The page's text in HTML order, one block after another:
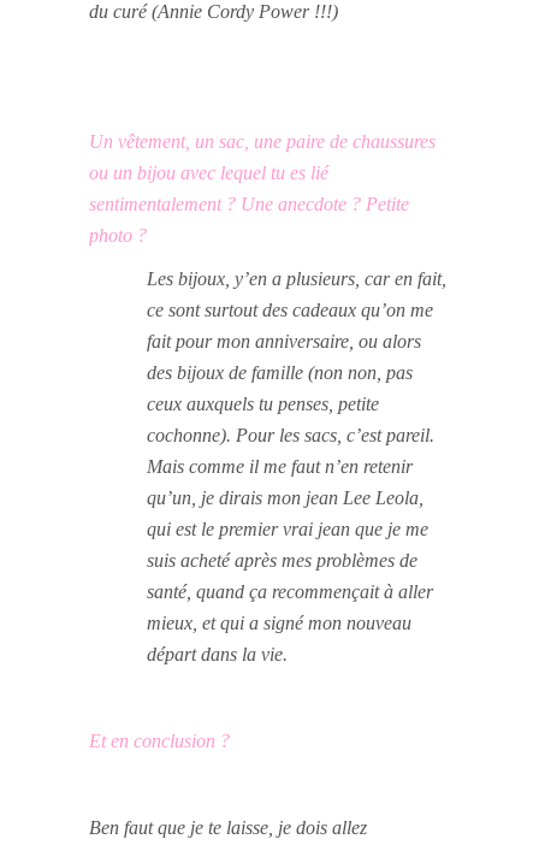
du curé (Annie Cordy Power !!!)
Un vêtement, un sac, une paire de chaussures
ou un bijou avec lequel tu es lié
sentimentalement ? Une anecdote ? Petite
photo ?
Les bijoux, y’en a plusieurs, car en fait,
ce sont surtout des cadeaux qu’on me
fait pour mon anniversaire, ou alors
des bijoux de famille (non non, pas
ceux auxquels tu penses, petite
cochonne). Pour les sacs, c’est pareil.
Mais comme il me faut n’en retenir
qu’un, je dirais mon jean Lee Leola,
qui est le premier vrai jean que je me
suis acheté après mes problèmes de
santé, quand ça recommençait à aller
mieux, et qui a signé mon nouveau
départ dans la vie.
Et en conclusion ?
Ben faut que je te laisse, je dois allez